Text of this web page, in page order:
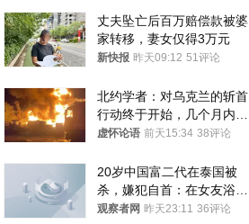
丈夫坠亡后百万赔偿款被婆
家转移，妻女仅得3万元
新快报 昨天09:12 51评论
北约学者：对乌克兰的斩首
行动终于开始，几个月内乌
将投降
虚怀论语 前天15:34 38评论
20岁中国富二代在泰国被
杀，嫌犯自首：在女友浴室
看到他
观察者网 昨天23:11 36评论